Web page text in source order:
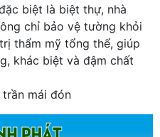
biệt là biệt thự, nhà
chỉ bảo vệ tường khỏi
thẩm mỹ tổng thể, giúp
khác biệt và đậm chất
mái đón